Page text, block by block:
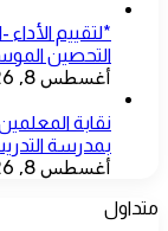
*لتقييم
التحصين
أغسطس 8, 2026
نقابة
بمدرسة
أغسطس 8, 2026
متداول